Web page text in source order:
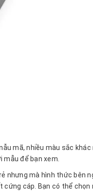
mã, nhiều màu sắc
mẫu để bạn xem.
nhưng mà hình thức bên
cáp. Bạn có thể